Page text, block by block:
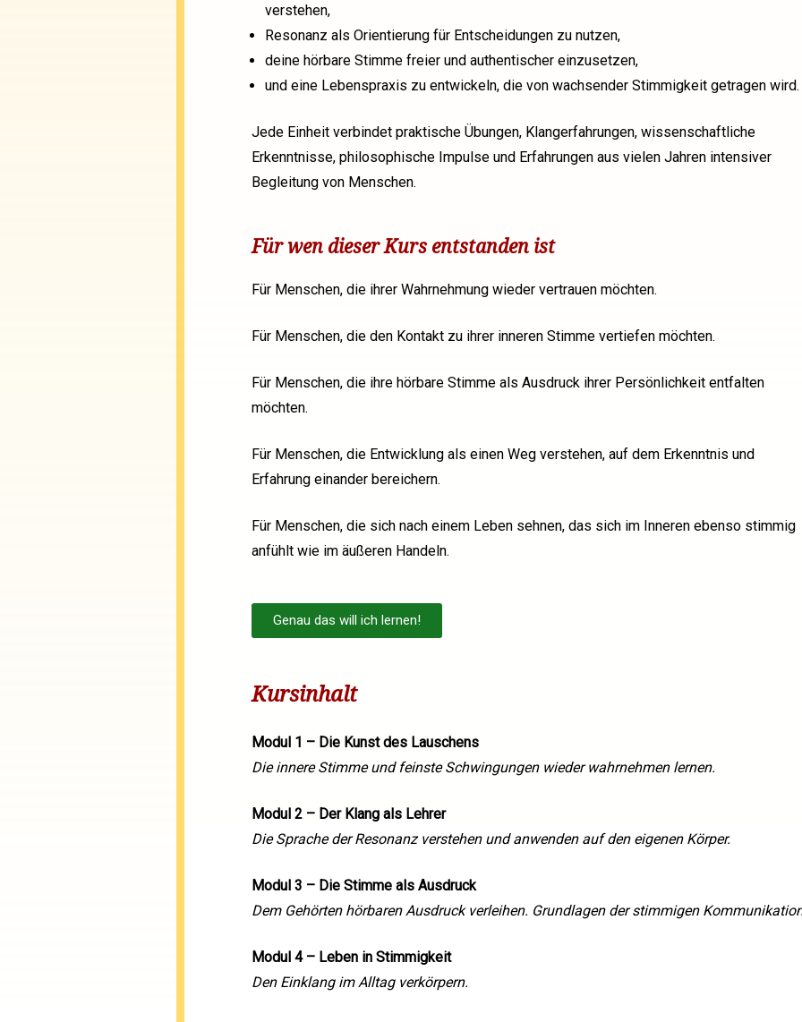
verstehen,
Resonanz als Orientierung für Entscheidungen zu nutzen,
deine hörbare Stimme freier und authentischer einzusetzen,
und eine Lebenspraxis zu entwickeln, die von wachsender Stimmigkeit getragen wird.
Jede Einheit verbindet praktische Übungen, Klangerfahrungen, wissenschaftliche
Erkenntnisse, philosophische Impulse und Erfahrungen aus vielen Jahren intensiver
Begleitung von Menschen.
Für wen dieser Kurs entstanden ist
Für Menschen, die ihrer Wahrnehmung wieder vertrauen möchten.
Für Menschen, die den Kontakt zu ihrer inneren Stimme vertiefen möchten.
Für Menschen, die ihre hörbare Stimme als Ausdruck ihrer Persönlichkeit entfalten
möchten.
Für Menschen, die Entwicklung als einen Weg verstehen, auf dem Erkenntnis und
Erfahrung einander bereichern.
Für Menschen, die sich nach einem Leben sehnen, das sich im Inneren ebenso stimmig
anfühlt wie im äußeren Handeln.
Genau das will ich lernen!
Kursinhalt
Modul 1 – Die Kunst des Lauschens
Die innere Stimme und feinste Schwingungen wieder wahrnehmen lernen.
Modul 2 – Der Klang als Lehrer
Die Sprache der Resonanz verstehen und anwenden auf den eigenen Körper.
Modul 3 – Die Stimme als Ausdruck
Dem Gehörten hörbaren Ausdruck verleihen. Grundlagen der stimmigen
Modul 4 – Leben in Stimmigkeit
Den Einklang im Alltag verkörpern.